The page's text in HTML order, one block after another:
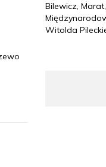
Bilewicz,
Witolda